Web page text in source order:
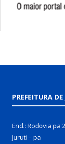
PREFEITURA
End.: Rodovia pa
Juruti – pa